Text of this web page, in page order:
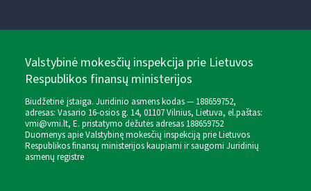
Valstybinė mokesčių inspekcija prie Lietuvos
Respublikos finansų ministerijos
Biudžetinė įstaiga. Juridinio asmens kodas — 188659752,
adresas: Vasario 16-osios g. 14, 01107 Vilnius, Lietuva, el.paštas:
vmi@vmi.lt, E. pristatymo dėžutės adresas 188659752
Duomenys apie Valstybinę mokesčių inspekciją prie Lietuvos
Respublikos finansų ministerijos kaupiami ir saugomi Juridinių
asmenų registre